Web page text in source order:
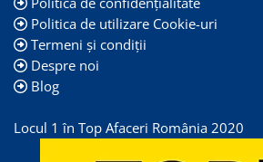
Politica de utilizare Cookie-uri
Termeni și condiții
Despre noi
Blog
Locul 1 în Top Afaceri România 2020